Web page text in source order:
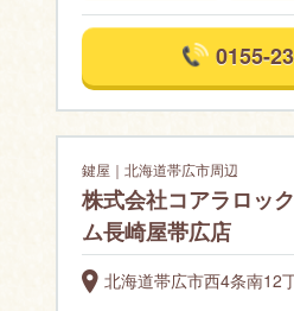
0155-
鍵屋｜北海道帯広市周辺
株式会社コアラロッ
ム長崎屋帯広店
北海道帯広市西4条南12